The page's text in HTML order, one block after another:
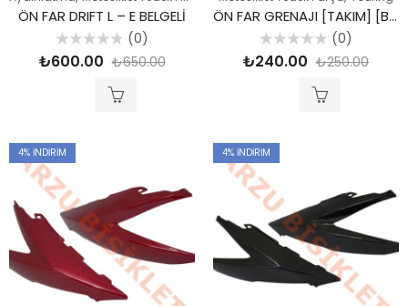
ÖN FAR DRIFT L – E BELGELİ
5
üzerinden
(0)
₺600.00 ₺650.00
ÖN FAR GRENAJI [TAKIM] [BEYAZ] DRIFT L
5
üzerinden
(0)
₺240.00 ₺250.00
4% İNDIRIM 4% İNDIRIM